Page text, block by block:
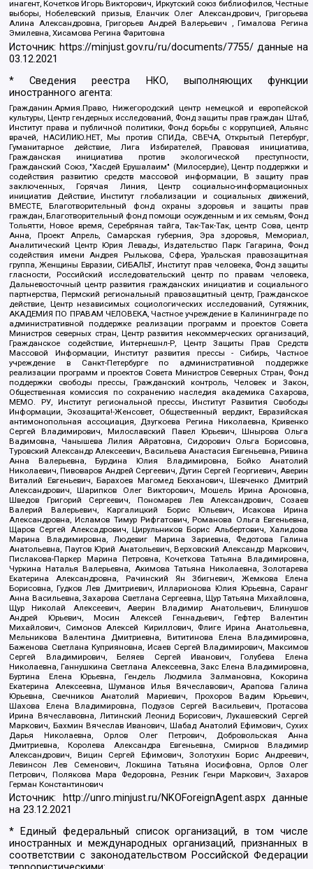
инагент, Кочетков Игорь Викторович, Иркутский союз библиофилов, Честные
выборы, Нобелевский призыв, Еланчик Олег Александрович, Григорьева
Алина Александровна, Григорьев Андрей Валерьевич , Гималова Регина
Эмилевна, Хисамова Регина Фаритовна
Источник: https://minjust.gov.ru/ru/documents/7755/ данные на
03.12.2021
* Сведения реестра НКО, выполняющих функции
иностранного агента:
Гражданин.Армия.Право, Нижегородский центр немецкой и европейской
культуры, Центр гендерных исследований, Фонд защиты прав граждан Штаб,
Институт права и публичной политики, Фонд борьбы с коррупцией, Альянс
врачей, НАСИЛИЮ.НЕТ, Мы против СПИДа, СВЕЧА, Открытый Петербург,
Гуманитарное действие, Лига Избирателей, Правовая инициатива,
Гражданская инициатива против экологической преступности,
Гражданский Союз, "Хасдей Ерушалаим" (Милосердие), Центр поддержки и
содействия развитию средств массовой информации, В защиту прав
заключенных, Горячая Линия, Центр социально-информационных
инициатив Действие, Институт глобализации и социальных движений,
ВМЕСТЕ, Благотворительный фонд охраны здоровья и защиты прав
граждан, Благотворительный фонд помощи осужденным и их семьям, Фонд
Тольятти, Новое время, Серебряная тайга, Так-Так-Так, центр Сова, центр
Анна, Проект Апрель, Самарская губерния, Эра здоровья, Мемориал,
Аналитический Центр Юрия Левады, Издательство Парк Гагарина, Фонд
содействия имени Андрея Рылькова, Сфера, Уральская правозащитная
группа, Женщины Евразии, СИБАЛЬТ, Институт прав человека, Фонд защиты
гласности, Российский исследовательский центр по правам человека,
Дальневосточный центр развития гражданских инициатив и социального
партнерства, Пермский региональный правозащитный центр, Гражданское
действие, Центр независимых социологических исследований, Сутяжник,
АКАДЕМИЯ ПО ПРАВАМ ЧЕЛОВЕКА, Частное учреждение в Калининграде по
административной поддержке реализации программ и проектов Совета
Министров северных стран, Центр развития некоммерческих организаций,
Гражданское содействие, Интернешнл-Р, Центр Защиты Прав Средств
Массовой Информации, Институт развития прессы - Сибирь, Частное
учреждение в Санкт-Петербурге по административной поддержке
реализации программ и проектов Совета Министров Северных Стран, Фонд
поддержки свободы прессы, Гражданский контроль, Человек и Закон,
Общественная комиссия по сохранению наследия академика Сахарова,
МЕМО. РУ, Институт региональной прессы, Институт Развития Свободы
Информации, Экозащита!-Женсовет, Общественный вердикт, Евразийская
антимонопольная ассоциация, Дзугкоева Регина Николаевна, Кривенко
Сергей Владимирович, Милославский Павел Юрьевич, Шнырова Ольга
Вадимовна, Чанышева Лилия Айратовна, Сидорович Ольга Борисовна,
Туровский Александр Алексеевич, Васильева Анастасия Евгеньевна, Ривина
Анна Валерьевна, Бурдина Юлия Владимировна, Бойко Анатолий
Николаевич, Пивоваров Андрей Сергеевич, Дугин Сергей Георгиевич, Аверин
Виталий Евгеньевич, Барахоев Магомед Бекханович, Шевченко Дмитрий
Александрович, Шарипков Олег Викторович, Мошель Ирина Ароновна,
Шведов Григорий Сергеевич, Пономарев Лев Александрович, Созаев
Валерий Валерьевич, Каргалицкий Борис Юльевич, Исакова Ирина
Александровна, Исламов Тимур Рифгатович, Романова Ольга Евгеньевна,
Щаров Сергей Алексадрович, Цирульников Борис Альбертович, Халидова
Марина Владимировна, Людевиг Марина Зариевна, Федотова Галина
Анатольевна, Паутов Юрий Анатольевич, Верховский Александр Маркович,
Пислакова-Паркер Марина Петровна, Кочеткова Татьяна Владимировна,
Чуркина Наталья Валерьевна, Акимова Татьяна Николаевна, Золотарева
Екатерина Александровна, Рачинский Ян Збигневич, Жемкова Елена
Борисовна, Гудков Лев Дмитриевич, Илларионова Юлия Юрьевна, Саранг
Анна Васильевна, Захарова Светлана Сергеевна, Щур Татьяна Михайловна,
Щур Николай Алексеевич, Аверин Владимир Анатольевич, Блинушов
Андрей Юрьевич, Мосин Алексей Геннадьевич, Гефтер Валентин
Михайлович, Симонов Алексей Кириллович, Флиге Ирина Анатольевна,
Мельникова Валентина Дмитриевна, Вититинова Елена Владимировна,
Баженова Светлана Куприяновна, Исаев Сергей Владимирович, Максимов
Сергей Владимирович, Беляев Сергей Иванович, Голубева Елена
Николаевна, Ганнушкина Светлана Алексеевна, Закс Елена Владимировна,
Буртина Елена Юрьевна, Гендель Людмила Залмановна, Кокорина
Екатерина Алексеевна, Шуманов Илья Вячеславович, Арапова Галина
Юрьевна, Свечников Анатолий Мариевич, Прохоров Вадим Юрьевич,
Шахова Елена Владимировна, Подузов Сергей Васильевич, Протасова
Ирина Вячеславовна, Литинский Леонид Борисович, Лукашевский Сергей
Маркович, Бахмин Вячеслав Иванович, Шабад Анатолий Ефимович, Сухих
Дарья Николаевна, Орлов Олег Петрович, Добровольская Анна
Дмитриевна, Королева Александра Евгеньевна, Смирнов Владимир
Александрович, Вицин Сергей Ефимович, Золотухин Борис Андреевич,
Левинсон Лев Семенович, Локшина Татьяна Иосифовна, Орлов Олег
Петрович, Полякова Мара Федоровна, Резник Генри Маркович, Захаров
Герман Константинович
Источник: http://unro.minjust.ru/NKOForeignAgent.aspxданные
на23.12.2021
* Единый федеральный список организаций, в том числе
иностранных и международных организаций, признанных в
соответствии с законодательством Российской Федерации